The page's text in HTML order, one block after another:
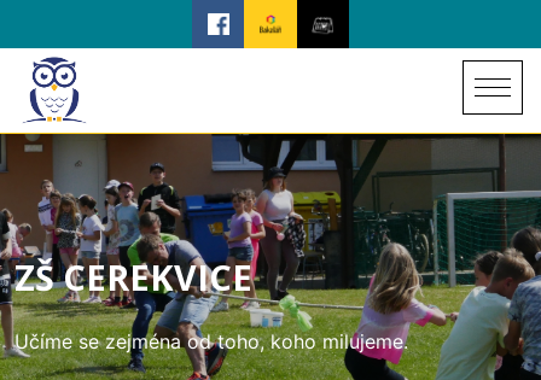
ZŠ CEREKVICE
Učíme se zejména od toho, koho milujeme.